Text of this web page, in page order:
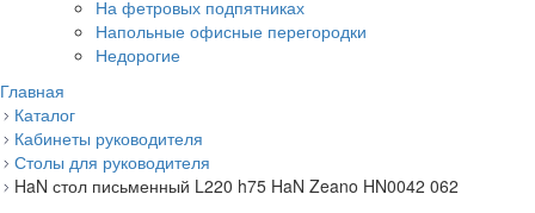
На фетровых подпятниках
Напольные офисные перегородки
Недорогие
Главная
Каталог
Кабинеты руководителя
Столы для руководителя
HaN стол письменный L220 h75 HaN Zeano HN0042 062